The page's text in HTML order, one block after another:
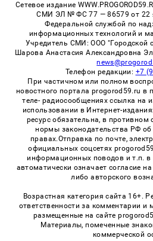
Сетевое издание
СМИ ЭЛ № ФС 77 — 86579 от 22
Федеральной службой по
информационных технологий и
Учредитель СМИ: ООО "Городской
Шарова Анастасия Александровна
Телефон редакции: +7
При частичном или полном
новостного портала progorod59.ru в
теле- радиосообщениях ссылка на
использовании в Интернет-
ресурс обязательна, в противном
нормы законодательства РФ
правах.Отправка по почте,
официальных соцсетях
информационных поводов и т.п.
автоматически означает согласие
либо авторского
Возрастная категория сайта 16+.
ответственности за комментарии и
размещенные на сайте
Материалы, помеченные
коммерческой